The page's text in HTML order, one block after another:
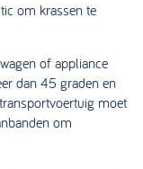
om krassen te
of appliance
dan 45 graden en
moet
om